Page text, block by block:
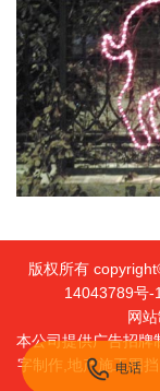
版权所有
14043789号-1
网站
本公司提供广告招牌
字制作,地产施工围
电话